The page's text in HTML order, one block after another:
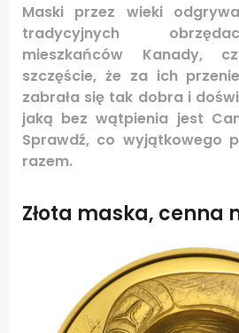
Maski przez wieki
tradycyjnych
mieszkańców Kanady,
szczęście, że za ich
zabrała się tak dobra i
jaką bez wątpienia jest
Sprawdź, co wyjątkowego
razem.
Złota maska, cenna